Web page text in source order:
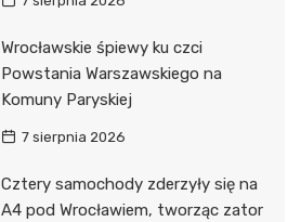
Wrocławskie śpiewy ku czci
Powstania Warszawskiego na
Komuny Paryskiej
7 sierpnia 2026
Cztery samochody zderzyły się na
A4 pod Wrocławiem, tworząc zator